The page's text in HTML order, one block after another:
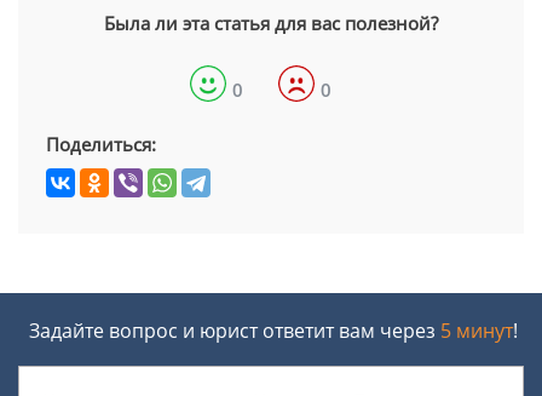
Была ли эта статья для вас полезной?
0 0
Поделиться:
Задайте вопрос и юрист ответит вам через 5 минут!